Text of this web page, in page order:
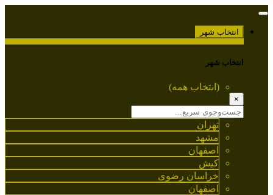
انتخاب شهر
انتخاب شهر
(انتخاب همه)
×
تهران
مشهد
اصفهان
کیش
خراسان رضوی
اصفهان